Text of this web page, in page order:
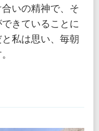
いの精神で、そ
きていることに
私は思い、毎朝